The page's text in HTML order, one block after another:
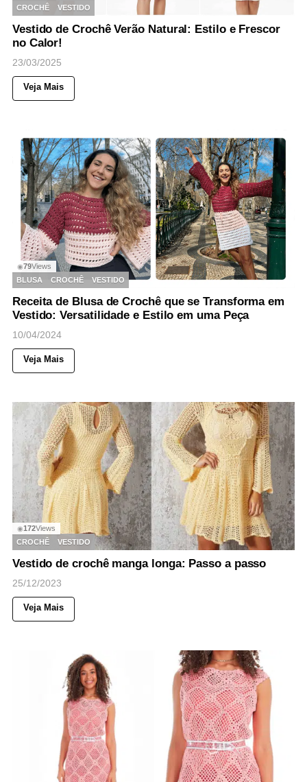
CROCHÊ
VESTIDO
Vestido de Crochê Verão Natural: Estilo e Frescor
no Calor!
23/03/2025
Veja Mais
◉79Views
BLUSA
CROCHÊ VESTIDO
Receita de Blusa de Crochê que se Transforma em
Vestido: Versatilidade e Estilo em uma Peça
10/04/2024
Veja Mais
◉172Views
CROCHÊ
VESTIDO
Vestido de crochê manga longa: Passo a passo
25/12/2023
Veja Mais